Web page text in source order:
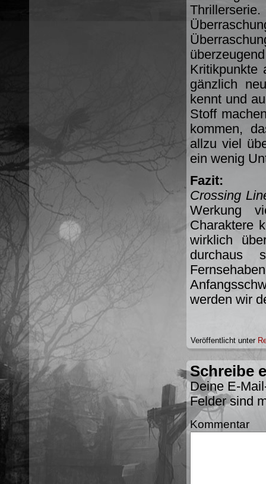
Kritikpunkte
gänzlich
kennt und
Stoff
kommen,
allzu viel
ein wenig
Fazit:
Crossing
Werkung
Charaktere
wirklich
durchaus
werden wir
Veröffentlicht unter
Schreibe
Deine E-
Felder sind
Kommentar